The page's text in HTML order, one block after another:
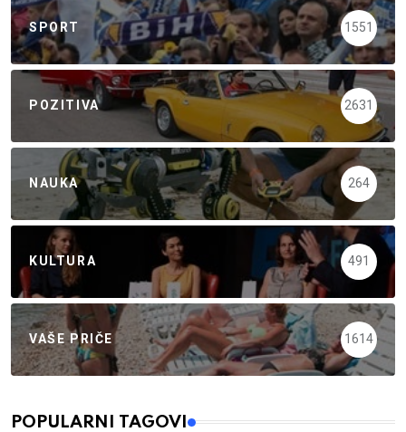
SPORT 1551
POZITIVA 2631
NAUKA 264
KULTURA 491
VAŠE PRIČE 1614
POPULARNI TAGOVI